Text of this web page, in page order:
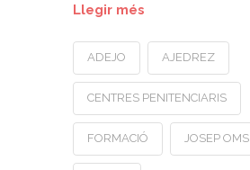
Llegir més
ADEJO AJEDREZ
CENTRES PENITENCIARIS
FORMACIÓ JOSEP OMS